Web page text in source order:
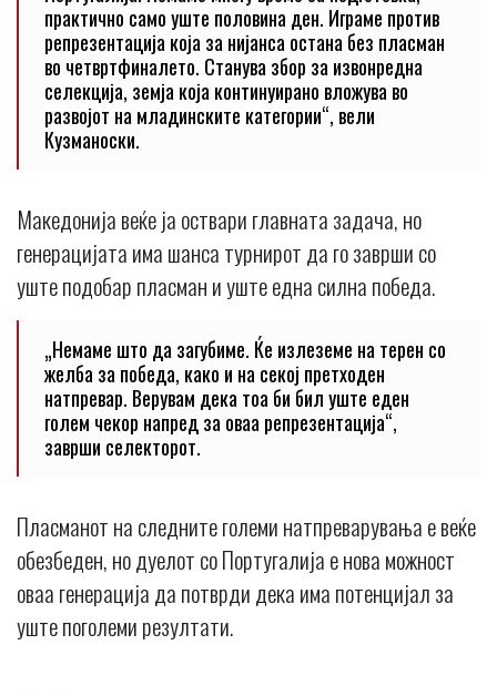
практично само уште половина ден. Играме против
репрезентација која за нијанса остана без пласман
во четвртфиналето. Станува збор за извонредна
селекција, земја која континуирано вложува во
развојот на младинските категории“, вели
Кузманоски.
Македонија веќе ја оствари главната задача, но
генерацијата има шанса турнирот да го заврши со
уште подобар пласман и уште една силна победа.
„Немаме што да загубиме. Ќе излеземе на терен со
желба за победа, како и на секој претходен
натпревар. Верувам дека тоа би бил уште еден
голем чекор напред за оваа репрезентација“,
заврши селекторот.
Пласманот на следните големи натпреварувања е веќе
обезбеден, но дуелот со Португалија е нова можност
оваа генерација да потврди дека има потенцијал за
уште поголеми резултати.